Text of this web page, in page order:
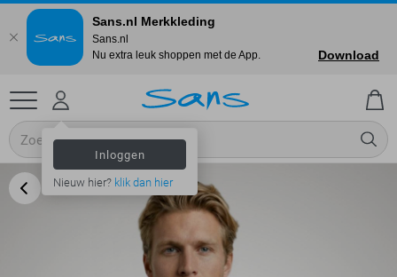
Inloggen
Nieuw hier? klik dan hier
Sans.nl Merkkleding
Sans.nl
Nu extra leuk shoppen met de App.
Download